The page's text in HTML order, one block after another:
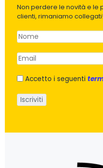
Non perdere le novità e le
clienti, rimaniamo collegati!
Accetto i seguenti